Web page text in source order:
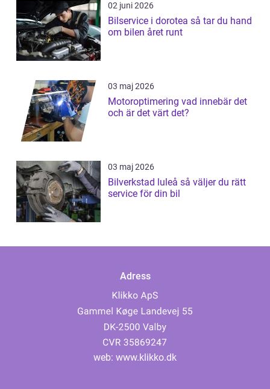
02 juni 2026
Bilservice i dorotea så tar du hand
om bilen året runt
03 maj 2026
Motoroptimering vad innebär det
och är det värt det?
03 maj 2026
Bilverkstad luleå så väljer du rätt
service för din bil
Adress
web: www.klikko.dk